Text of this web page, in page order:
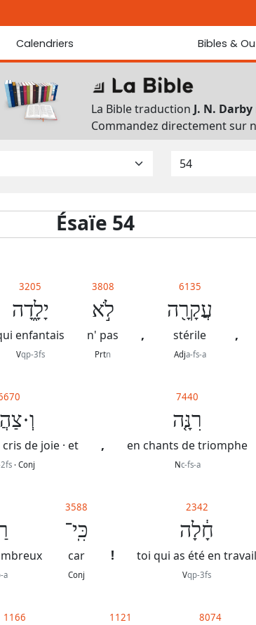
Calendriers
Semence
est proche
Bibles &
Bibles
Traduction J. N. Darby
Traduction J. N. Darby
Ancien Testament
Téléchargements
La Bible traduction J. N.
Commandez directement sur
Ésaïe 54
,
6135
עֲקָרָ֖ה
stérile
Adja-fs-a
,
3808
לֹ֣א
n' pas
Prtn
3205
יָלָ֑דָה
enfantais
Vqp-3fs
7440
רִנָּ֤ה
en chants de triomphe
Nc-fs-a
,
de joie · et
· Conj
2342
חָ֔לָה
toi qui as été en travail
Vqp-3fs
!
3588
כִּֽי־
car
Conj
a
8074
1121
1166